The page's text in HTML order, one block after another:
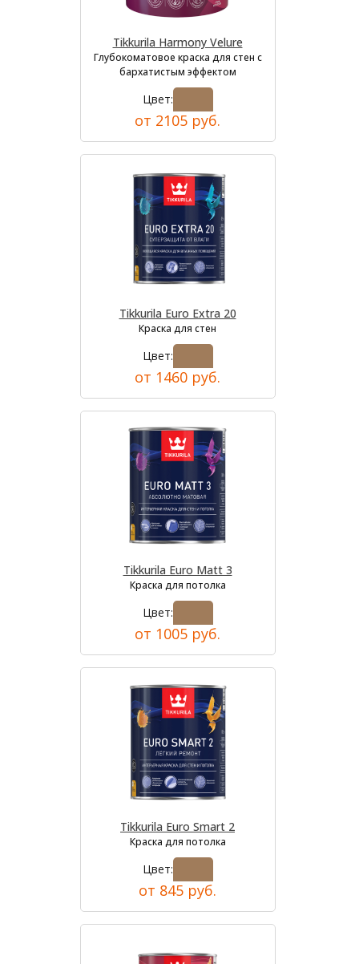
Tikkurila Harmony Velure
Глубокоматовое краска для стен с
бархатистым эффектом
Цвет:
от 2105 руб.
Tikkurila Euro Extra 20
Краска для стен
Цвет:
от 1460 руб.
Tikkurila Euro Matt 3
Краска для потолка
Цвет:
от 1005 руб.
Tikkurila Euro Smart 2
Краска для потолка
Цвет:
от 845 руб.